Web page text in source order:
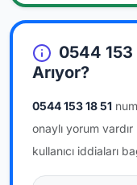
0544 153
Arıyor?
0544 153 18 51
onaylı yorum vardır
kullanıcı iddiaları